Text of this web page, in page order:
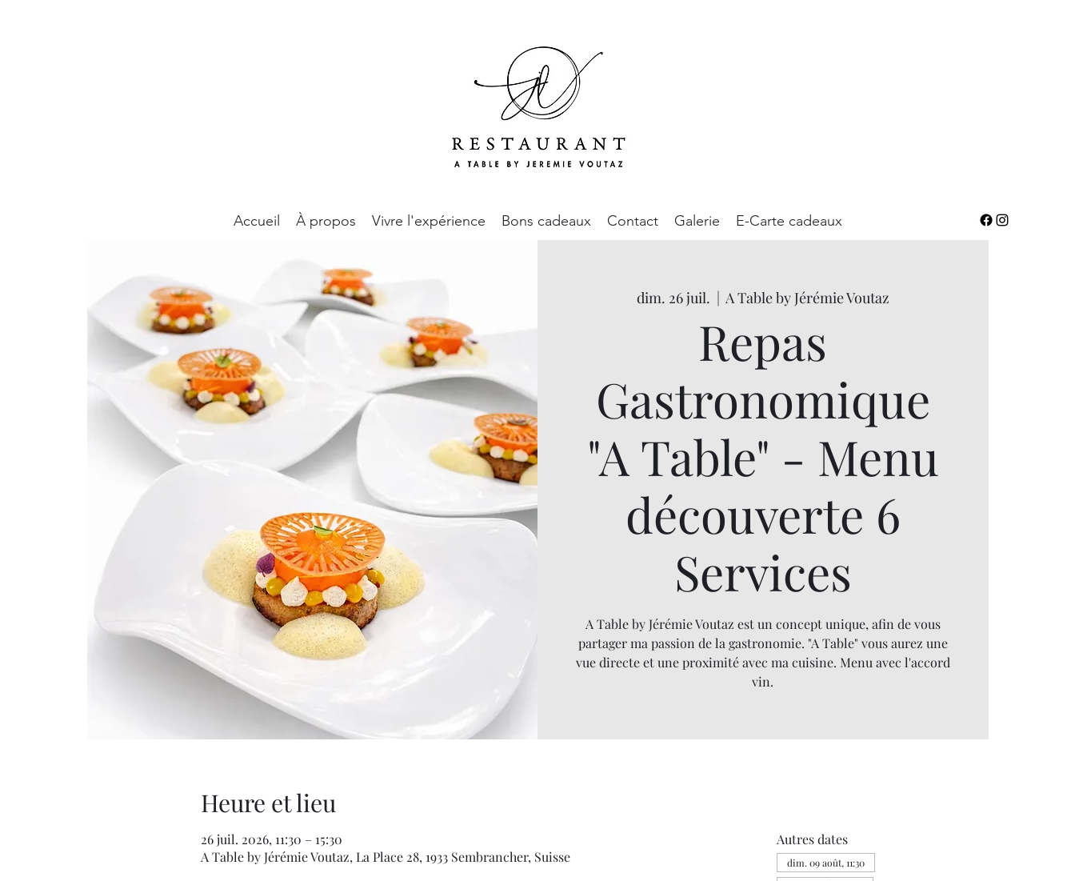
Accueil À propos Vivre l'expérience Bons cadeaux Contact Galerie E-Carte cadeaux
dim. 26 juil.
  |
A Table by Jérémie Voutaz
Repas
Gastronomique
"A Table" - Menu
découverte 6
Services
A Table by Jérémie Voutaz est un concept unique, afin de vous
partager ma passion de la gastronomie. "A Table" vous aurez une
vue directe et une proximité avec ma cuisine. Menu avec l'accord
vin.
Heure et lieu
26 juil. 2026, 11:30 – 15:30
A Table by Jérémie Voutaz, La Place 28, 1933 Sembrancher, Suisse
Autres dates
dim. 09 août, 11:30